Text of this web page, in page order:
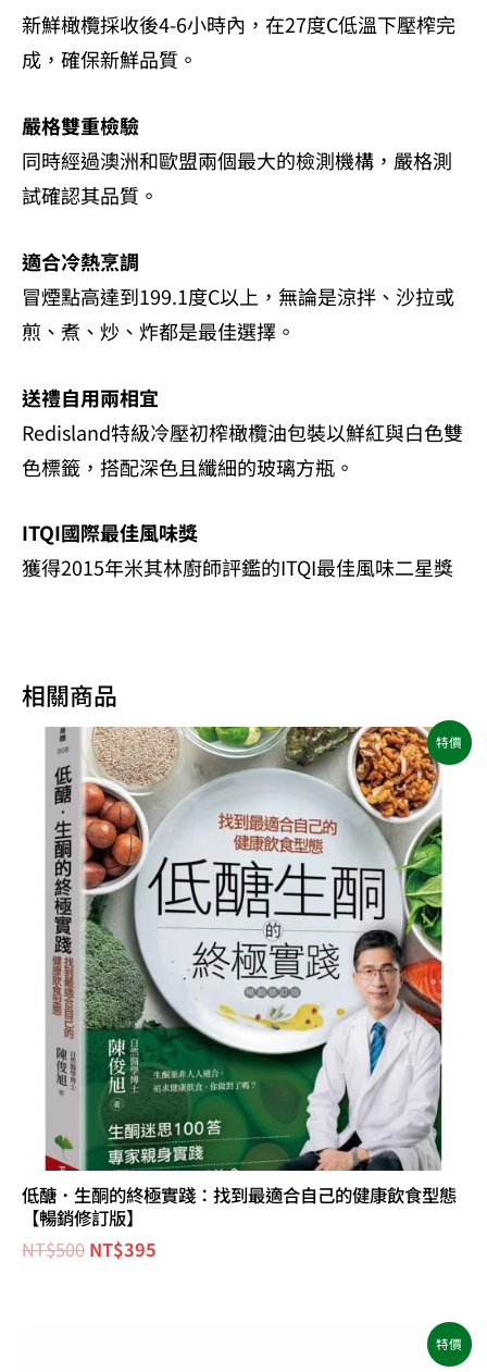
新鮮橄欖採收後4-6小時內，在27度C低溫下壓榨完
成，確保新鮮品質。
嚴格雙重檢驗
同時經過澳洲和歐盟兩個最大的檢測機構，嚴格測
試確認其品質。
適合冷熱烹調
冒煙點高達到199.1度C以上，無論是涼拌、沙拉或
煎、煮、炒、炸都是最佳選擇。
送禮自用兩相宜
Redisland特級冷壓初榨橄欖油包裝以鮮紅與白色雙
色標籤，搭配深色且纖細的玻璃方瓶。
ITQI國際最佳風味獎
獲得2015年米其林廚師評鑑的ITQI最佳風味二星獎
相關商品
特價
低醣．生酮的終極實踐：找到最適合自己的健康飲食型態
【暢銷修訂版】
NT$500
原
始
價
格：
NT$500。
NT$395
目
前
價
格：
NT$395。
特價